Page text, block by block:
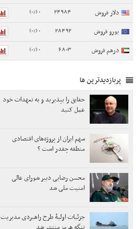
دلار فروش 24984
0 (0%)
یورو فروش 28492
0 (0%)
درهم فروش 6803
0 (0%)
پربازدیدترین ها
حقایق را بپذیرید و به تعهدات خود
عمل کنید
سهم ایران از پروژه‌های اقتصادی
منطقه چقدر است ؟
محسن رضایی دبیر شورای عالی
امنیت ملی شد
جزئیات اولیۀ طرح راهبردی مدیریت